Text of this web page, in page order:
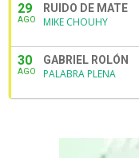
29
AGO
RUIDO DE MATE
MIKE CHOUHY
30
AGO
GABRIEL ROLÓN
PALABRA PLENA